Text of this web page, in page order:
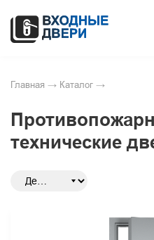
Главная → Каталог →
технические